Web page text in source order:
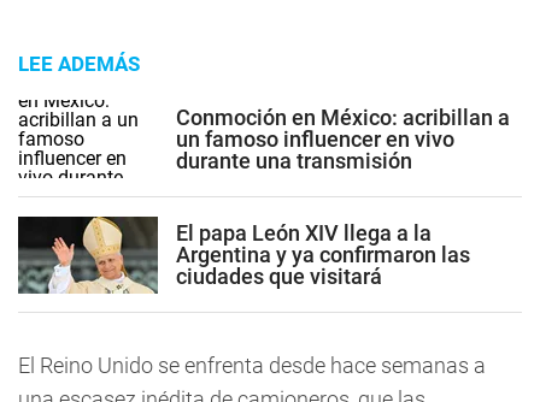
LEE ADEMÁS
Conmoción en México: acribillan a
un famoso influencer en vivo
durante una transmisión
El papa León XIV llega a la
Argentina y ya confirmaron las
ciudades que visitará
El Reino Unido se enfrenta desde hace semanas a